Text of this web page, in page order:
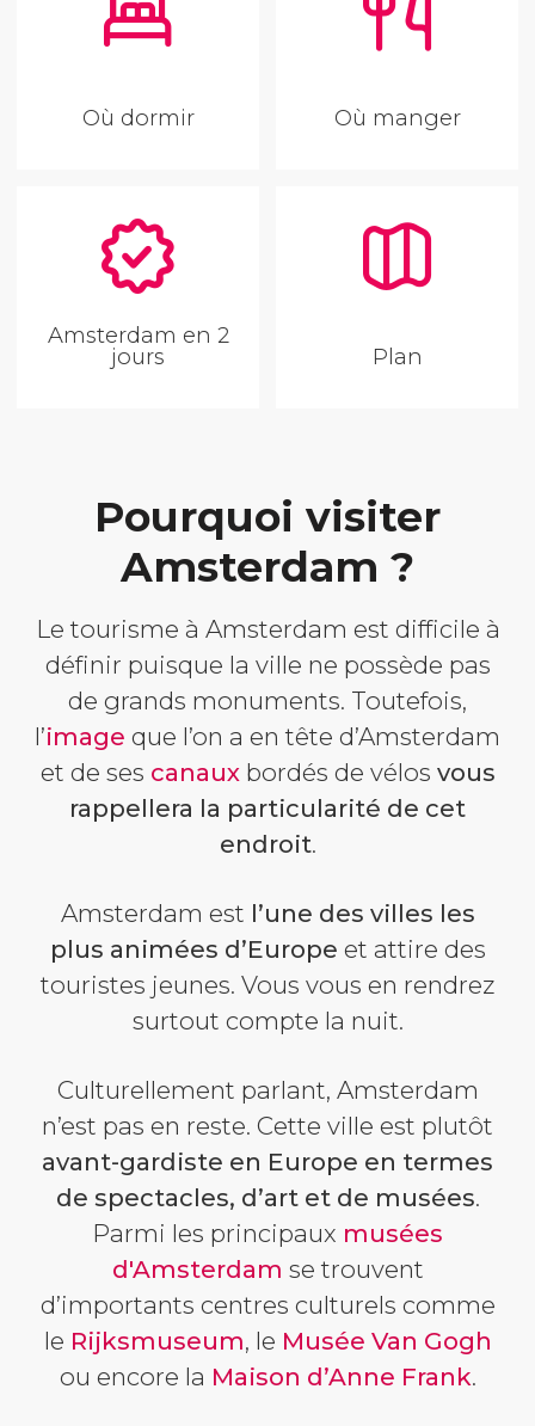
Où dormir Où manger
Amsterdam en 2
jours Plan
Pourquoi visiter
Amsterdam ?
Le tourisme à Amsterdam est difficile à
définir puisque la ville ne possède pas
de grands monuments. Toutefois,
l’image que l’on a en tête d’Amsterdam
et de ses canauxbordés de vélos vous
rappellera la particularité de cet
endroit.
Amsterdam est l’une des villes les
plus animées d’Europe et attire des
touristes jeunes. Vous vous en rendrez
surtout compte la nuit.
Culturellement parlant, Amsterdam
n’est pas en reste. Cette ville est plutôt
avant-gardiste en Europe en termes
de spectacles, d’art et de musées.
Parmi les principaux musées
d'Amsterdam se trouvent
d’importants centres culturels comme
le Rijksmuseum, le Musée Van Gogh
ou encore la Maison d’Anne Frank.